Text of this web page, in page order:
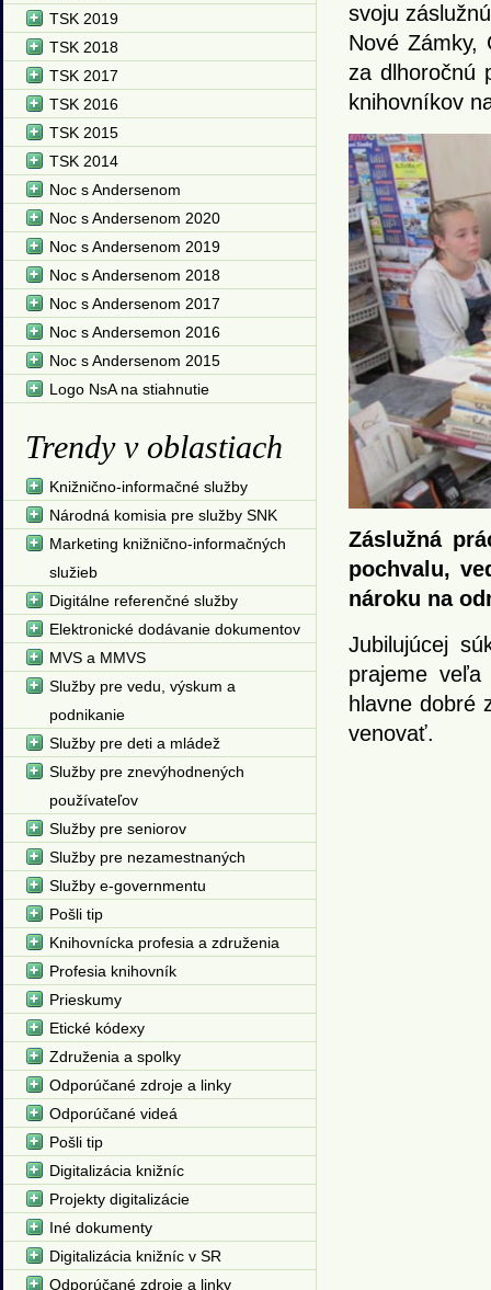
svoju
Nové Zámky,
za dlhoročnú
knihovníkov
Záslužná
pochvalu,
nároku na
Jubilujúcej
prajeme
hlavne dobré
venovať.
TSK 2019
TSK 2018
TSK 2017
TSK 2016
TSK 2015
TSK 2014
Noc s Andersenom
Noc s Andersenom 2020
Noc s Andersenom 2019
Noc s Andersenom 2018
Noc s Andersenom 2017
Noc s Andersemon 2016
Noc s Andersenom 2015
Logo NsA na stiahnutie
Trendy v oblastiach
Knižnično-informačné služby
Národná komisia pre služby SNK
Marketing knižnično-informačných
služieb
Digitálne referenčné služby
Elektronické dodávanie dokumentov
MVS a MMVS
Služby pre vedu, výskum a
podnikanie
Služby pre deti a mládež
Služby pre znevýhodnených
používateľov
Služby pre seniorov
Služby pre nezamestnaných
Služby e-governmentu
Pošli tip
Knihovnícka profesia a združenia
Profesia knihovník
Prieskumy
Etické kódexy
Združenia a spolky
Odporúčané zdroje a linky
Odporúčané videá
Pošli tip
Digitalizácia knižníc
Projekty digitalizácie
Iné dokumenty
Digitalizácia knižníc v SR
Odporúčané zdroje a linky